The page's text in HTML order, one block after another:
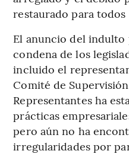
restaurado para todos
El anuncio del indulto
condena de los
incluido el
Comité de
Representantes ha
prácticas
pero aún no ha
irregularidades por